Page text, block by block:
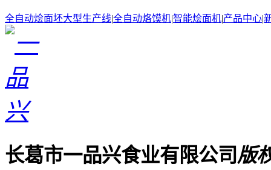
全自动烩面坯大型生产线|全自动烙馍机|智能烩面机|产品中心|
长葛市一品兴食业有限公司版